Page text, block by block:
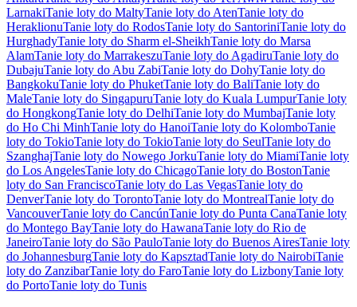
LarnakiTanie loty do MaltyTanie loty do AtenTanie loty do
HeraklionuTanie loty do RodosTanie loty do SantoriniTanie loty do
HurghadyTanie loty do Sharm el-SheikhTanie loty do Marsa
AlamTanie loty do MarrakeszuTanie loty do AgadiruTanie loty do
DubajuTanie loty do Abu ZabiTanie loty do DohyTanie loty do
BangkokuTanie loty do PhuketTanie loty do BaliTanie loty do
MaleTanie loty do SingapuruTanie loty do Kuala LumpurTanie loty
do HongkongTanie loty do DelhiTanie loty do MumbajTanie loty
do Ho Chi MinhTanie loty do HanoiTanie loty do KolomboTanie
loty do TokioTanie loty do TokioTanie loty do SeulTanie loty do
SzanghajTanie loty do Nowego JorkuTanie loty do MiamiTanie loty
do Los AngelesTanie loty do ChicagoTanie loty do BostonTanie
loty do San FranciscoTanie loty do Las VegasTanie loty do
DenverTanie loty do TorontoTanie loty do MontrealTanie loty do
VancouverTanie loty do CancúnTanie loty do Punta CanaTanie loty
do Montego BayTanie loty do HawanaTanie loty do Rio de
JaneiroTanie loty do São PauloTanie loty do Buenos AiresTanie loty
do JohannesburgTanie loty do KapsztadTanie loty do NairobiTanie
loty do ZanzibarTanie loty do FaroTanie loty do LizbonyTanie loty
do PortoTanie loty do Tunis